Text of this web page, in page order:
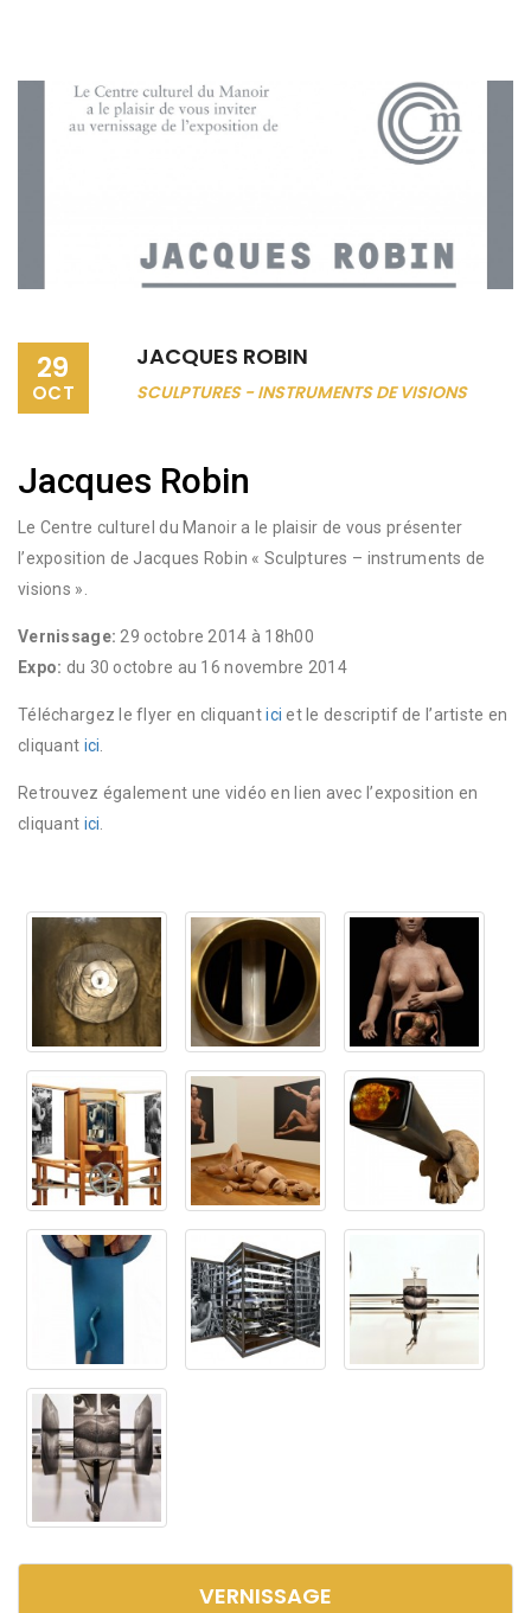
29
OCT
JACQUES ROBIN
SCULPTURES - INSTRUMENTS DE VISIONS
Jacques Robin
Le Centre culturel du Manoir a le plaisir de vous présenter
l’exposition de Jacques Robin « Sculptures – instruments de
visions ».
Vernissage: 29 octobre 2014 à 18h00
Expo: du 30 octobre au 16 novembre 2014
Téléchargez le flyer en cliquantici et le descriptif de l’artiste en
cliquant ici
Retrouvez également une vidéo en lien avec l’exposition en
cliquant ici
VERNISSAGE